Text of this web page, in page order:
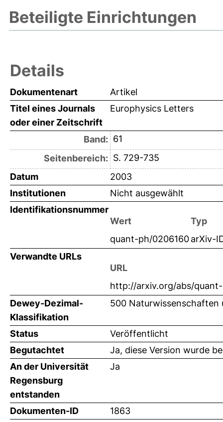
Beteiligte Einrichtungen
Details
Dokumentenart
Artikel
Titel eines Journals
oder einer Zeitschrift
Europhysics Letters
Band: 61
Seitenbereich: S. 729-735
Datum
2003
Institutionen
Nicht ausgewählt
Identifikationsnummer
Wert
Typ
quant-ph/0206160arXiv-
Verwandte URLs
URL
http://arxiv.org/abs/
Dewey-Dezimal-
Klassifikation
500 Naturwissenschaften
Status
Veröffentlicht
Begutachtet
Ja, diese Version wurde
An der Universität
Regensburg
entstanden
Ja
Dokumenten-ID 1863